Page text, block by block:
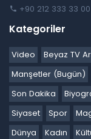
+90 212 333 33 00
Kategoriler
Video Beyaz TV
Manşetler (Bugün)
Son Dakika
Siyaset
Spor
Dünya
Kadın